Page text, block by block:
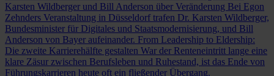
Karsten Wildberger und Bill Anderson über Veränderung Bei Egon
Zehnders Veranstaltung in Düsseldorf trafen Dr. Karsten Wildberger,
Bundesminister für Digitales und Staatsmodernisierung, und Bill
Anderson von Bayer aufeinander. From Leadership to Eldership:
Die zweite Karrierehälfte gestalten War der Renteneintritt lange eine
klare Zäsur zwischen Berufsleben und Ruhestand, ist das Ende von
Führungskarrieren heute oft ein fließender Übergang.